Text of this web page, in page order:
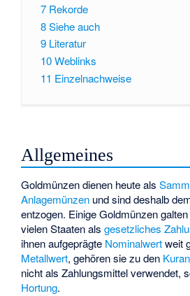
7 Rekorde
8Siehe auch
9 Literatur
10Weblinks
11 Einzelnachweise
Allgemeines
Goldmünzen dienen heute als
Anlagemünzen und sind deshalb
entzogen. Einige Goldmünzen
vielen Staaten alsgesetzliches
ihnen aufgeprägte Nominalwertweit
Metallwert, gehören sie zu den
nicht als Zahlungsmittel verwendet,
Hortung.